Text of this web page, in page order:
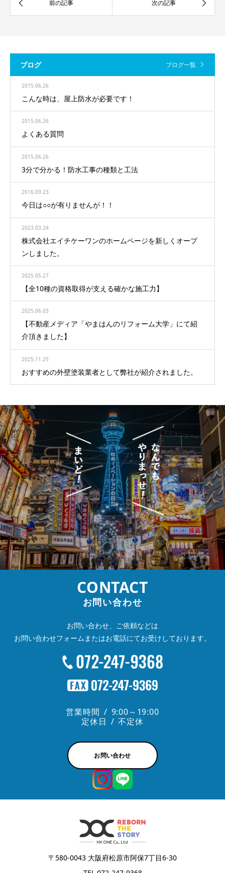
ブログ ブログ一覧
2015.06.26
こんな時は、屋上防水が必要です！
2015.06.26
よくある質問
2015.06.26
3分で分かる！防水工事の種類と工法
2016.09.23
今日は○○が有りませんが！！
2023.03.24
株式会社エイチケーワンのホームページを新しくオープ
ンしました。
2025.05.27
【全10種の資格取得が支える確かな施工力】
2025.06.03
【不動産メディア「やまはんのリフォーム大学」にて紹
介頂きました】
2025.11.25
おすすめの外壁塗装業者として弊社が紹介されました。
CONTACT
お問い合わせ
お問い合わせ、ご依頼などは
お問い合わせフォームまたはお電話にてお受けしております。
営業時間
9:00～19:00
定休日
不定休
お問い合わせ
〒580-0043 大阪府松原市阿保7丁目6-30